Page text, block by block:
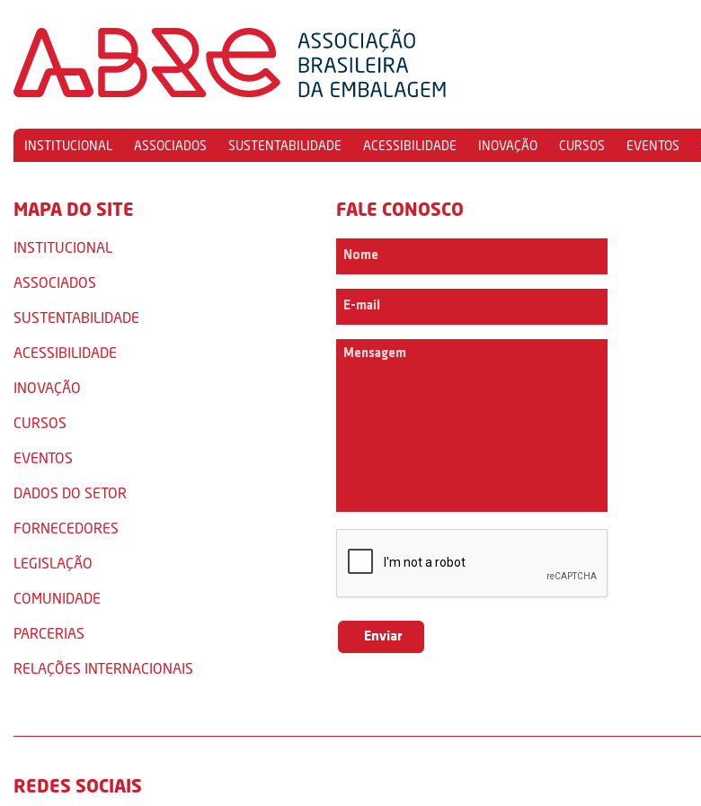
INSTITUCIONAL ASSOCIADOS SUSTENTABILIDADE ACESSIBILIDADE INOVAÇÃO CURSOS EVENTOS
MAPA DO SITE
INSTITUCIONAL
ASSOCIADOS
SUSTENTABILIDADE
ACESSIBILIDADE
INOVAÇÃO
CURSOS
EVENTOS
DADOS DO SETOR
FORNECEDORES
LEGISLAÇÃO
COMUNIDADE
PARCERIAS
RELAÇÕES INTERNACIONAIS
FALE CONOSCO
REDES SOCIAIS